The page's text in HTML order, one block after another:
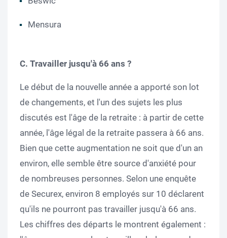
Mensura
C. Travailler jusqu'à 66 ans ?
Le début de la nouvelle année a apporté son lot
de changements, et l'un des sujets les plus
discutés est l'âge de la retraite : à partir de cette
année, l'âge légal de la retraite passera à 66 ans.
Bien que cette augmentation ne soit que d'un an
environ, elle semble être source d'anxiété pour
de nombreuses personnes. Selon une enquête
de Securex, environ 8 employés sur 10 déclarent
qu'ils ne pourront pas travailler jusqu'à 66 ans.
Les chiffres des départs le montrent également :